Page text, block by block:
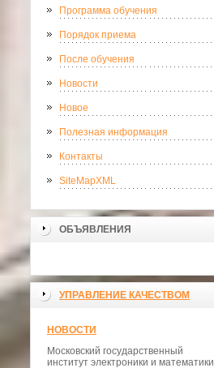
Программа обучения
Порядок приема
После обучения
Новости
Новое
Полезная информация
Контакты
SiteMapXML
ОБЪЯВЛЕНИЯ
УПРАВЛЕНИЕ КАЧЕСТВОМ
НОВОСТИ
Московский государственный
институт электроники и математики